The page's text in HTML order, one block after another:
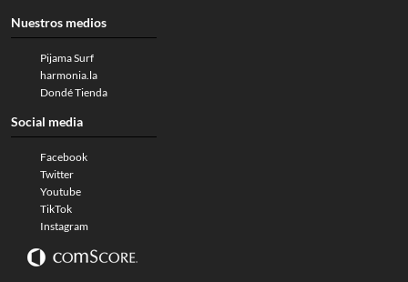
Nuestros medios
Pijama Surf
harmonia.la
Dondé Tienda
Social media
Facebook
Twitter
Youtube
TikTok
Instagram